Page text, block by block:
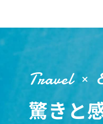
Travel
驚きと